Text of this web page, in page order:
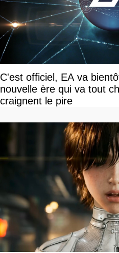
C'est officiel, EA va
nouvelle ère qui va tout
craignent le pire